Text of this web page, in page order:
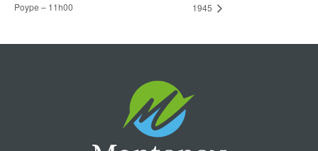
Poype – 11h00
1945